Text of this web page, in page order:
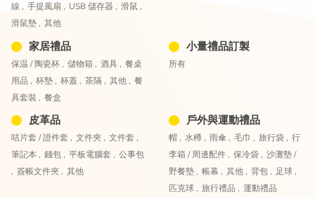
線 , 手提風扇 , USB 儲存器 , 滑鼠 ,
滑鼠墊 , 其他
家居禮品
保温 / 陶瓷杯 , 儲物箱 , 酒具 , 餐桌
用品 , 杯墊 , 杯蓋 , 茶隔 , 其他 , 餐
具套裝 , 餐盒
小量禮品訂製
所有
皮革品
咭片套 / 證件套 , 文件夾 , 文件套 ,
筆記本 , 錢包 , 平板電腦套 , 公事包
, 簽帳文件夾 , 其他
戶外與運動禮品
帽 , 水樽 , 雨傘 , 毛巾 , 旅行袋 , 行
李箱 / 周邊配件 , 保冷袋 , 沙灘墊 /
野餐墊 , 帳幕 , 其他 , 背包 , 足球 ,
匹克球 , 旅行禮品 , 運動禮品